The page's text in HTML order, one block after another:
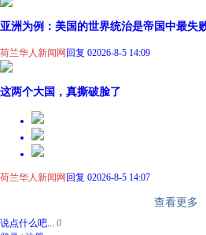
亚洲为例：美国的世界统治是帝国中最失
荷兰华人新闻网 回复 02026-8-5 14:09
这两个大国，真撕破脸了
荷兰华人新闻网 回复 02026-8-5 14:07
查看更多
说点什么吧... 0